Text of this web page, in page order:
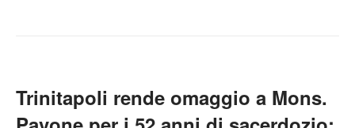
Trinitapoli rende omaggio a Mons.